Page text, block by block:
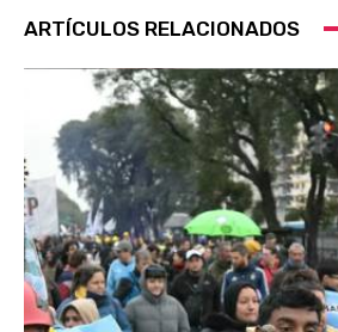
ARTÍCULOS RELACIONADOS